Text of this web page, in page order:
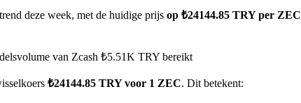
deze week, met de huidige prijs op ₺24144.85 TRY per ZEC
van Zcash ₺5.51K TRY bereikt
₺24144.85 TRY voor 1 ZEC. Dit betekent: